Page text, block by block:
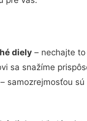
diely – nechajte
sa snažíme
– samozrejmosťou